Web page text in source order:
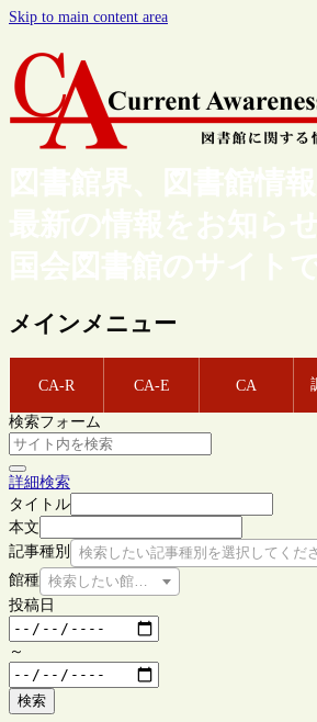
Skip to main content area
図書館界、図書館情
最新の情報をお知ら
国会図書館のサイトで
メインメニュー
CA-R CA-E CA
検索フォーム
詳細検索
タイトル
本文
記事種別
検索したい記事種別を選択してくだ
館種 検索したい館種を選択してください
投稿日
～
検索